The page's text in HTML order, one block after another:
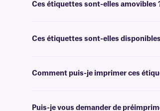
Ces étiquettes sont-elles amovibles
Ces étiquettes sont-elles
Comment puis-je imprimer ces
Puis-je vous demander de